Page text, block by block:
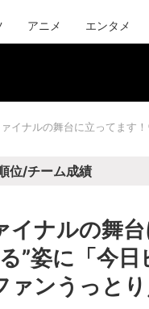
アニメ エンタメ
イナルの舞台に立ってます
位/チーム成績
イナルの舞
”姿に「今
ァンうっと